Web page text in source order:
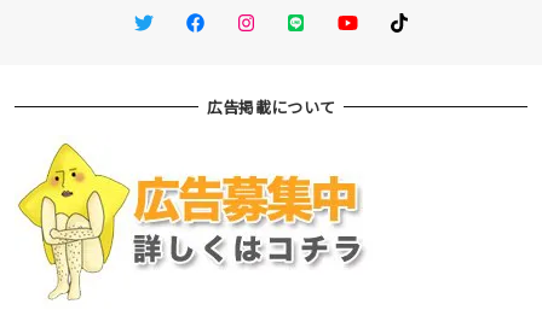
TwitterFacebookInstagram
LINE You TubeTikTok
広告掲載について